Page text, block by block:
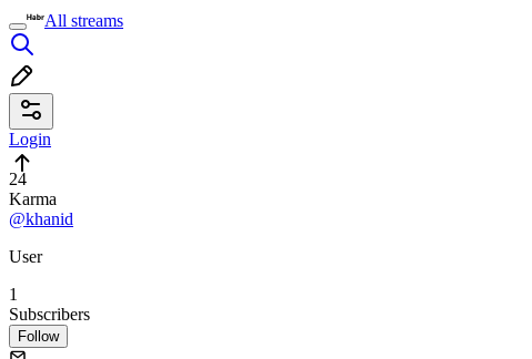
All streams
Login
24
Karma
@khanid
User
1
Subscribers
Follow